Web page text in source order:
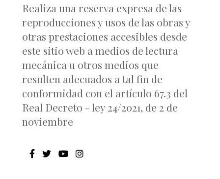
Realiza una reserva expresa de las
reproducciones y usos de las obras y
otras prestaciones accesibles desde
este sitio web a medios de lectura
mecánica u otros medios que
resulten adecuados a tal fin de
conformidad con el artículo 67.3 del
Real Decreto - ley 24/2021, de 2 de
noviembre